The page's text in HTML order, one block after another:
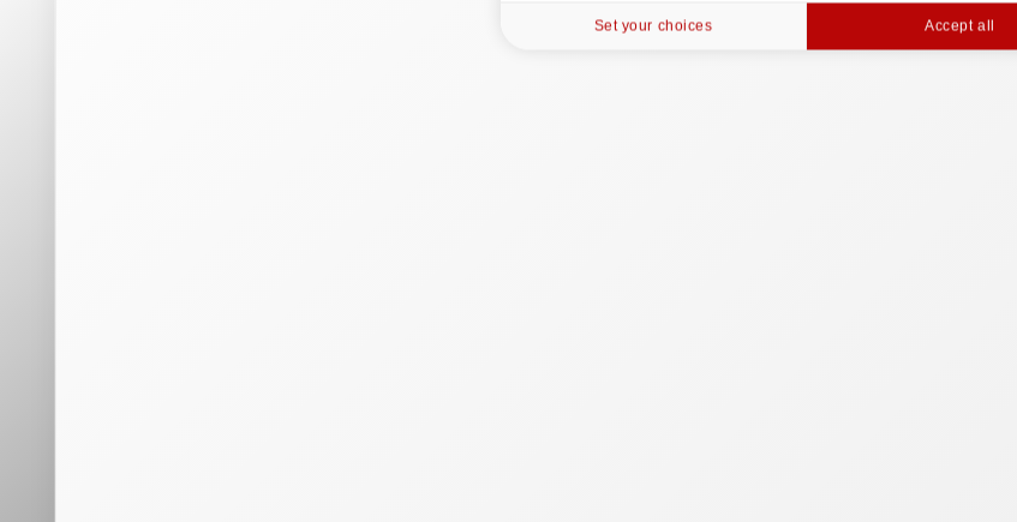
Set your choices Accept all